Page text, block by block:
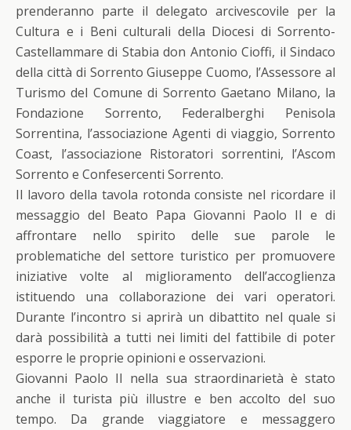
prenderanno parte il delegato arcivescovile per la
Cultura e i Beni culturali della Diocesi di Sorrento-
Castellammare di Stabia don Antonio Cioffi, il Sindaco
della città di Sorrento Giuseppe Cuomo, l’Assessore al
Turismo del Comune di Sorrento Gaetano Milano, la
Fondazione Sorrento, Federalberghi Penisola
Sorrentina, l’associazione Agenti di viaggio, Sorrento
Coast, l’associazione Ristoratori sorrentini, l’Ascom
Sorrento e Confesercenti Sorrento.
Il lavoro della tavola rotonda consiste nel ricordare il
messaggio del Beato Papa Giovanni Paolo II e di
affrontare nello spirito delle sue parole le
problematiche del settore turistico per promuovere
iniziative volte al miglioramento dell’accoglienza
istituendo una collaborazione dei vari operatori.
Durante l’incontro si aprirà un dibattito nel quale si
darà possibilità a tutti nei limiti del fattibile di poter
esporre le proprie opinioni e osservazioni.
Giovanni Paolo II nella sua straordinarietà è stato
anche il turista più illustre e ben accolto del suo
tempo. Da grande viaggiatore e messaggero